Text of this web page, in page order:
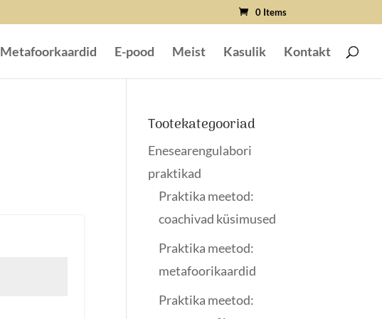
0 Items
Metafoorkaardid E-pood Meist Kasulik Kontakt
Tootekategooriad
Enesearengulabori
praktikad
Praktika meetod:
coachivad küsimused
Praktika meetod:
metafoorikaardid
Praktika meetod: